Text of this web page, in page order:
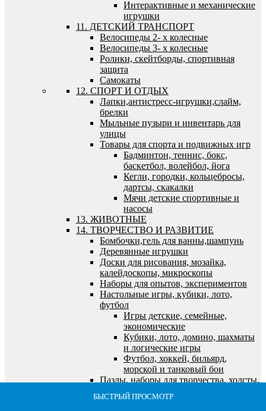
БЫСТРЫЙ ПРОСМОТР
БЫСТРЫЙ ПРОСМОТР
БЫСТРЫЙ ПРОСМОТР
БЫСТРЫЙ ПРОСМОТР
БЫСТРЫЙ ПРОСМОТР
Интерактивные и механические
игрушки
11. ДЕТСКИЙ ТРАНСПОРТ
Велосипеды 2- х колесные
Велосипеды 3- х колесные
Ролики, скейтборды, спортивная
защита
Самокаты
12. СПОРТ И ОТДЫХ
Лапки,антистресс-игрушки,слайм,
брелки
Мыльные пузыри и инвентарь для
улицы
Товары для спорта и подвижных игр
Бадминтон, теннис, бокс,
баскетбол, волейбол, йога
Кегли, городки, кольцебросы,
дартсы, скакалки
Мячи детские спортивные и
насосы
13. ЖИВОТНЫЕ
14. ТВОРЧЕСТВО И РАЗВИТИЕ
Бомбочки,гель для ванны,шампунь
Деревянные игрушки
Доски для рисования, мозайка,
калейдоскопы, микроскопы
Наборы для опытов, экспериментов
Настольные игры, кубики, лото,
футбол
Игры детские, семейные,
экономические
Кубики, лото, домино, шахматы
и логические игры
Футбол, хоккей, бильярд,
морской и танковый бои
Пазлы, наборы для творчества, холсты,
алмазная мозайка
Алмазная мозайка